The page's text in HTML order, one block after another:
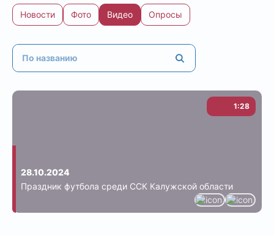
Новости Фото Видео Опросы
28.10.2024
Праздник футбола среди ССК Калужской области
1:28